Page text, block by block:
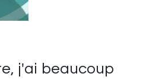
j'ai beaucoup